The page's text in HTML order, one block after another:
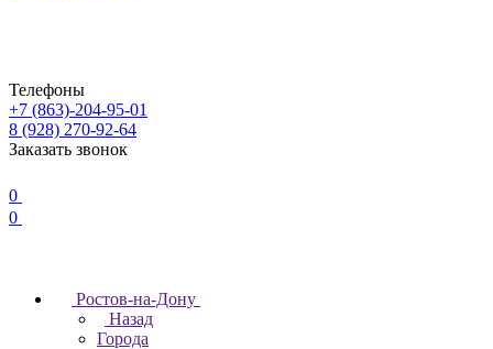
Телефоны
+7 (863)-204-95-01
8 (928) 270-92-64
Заказать звонок
0
0
Ростов-на-Дону
Назад
Города